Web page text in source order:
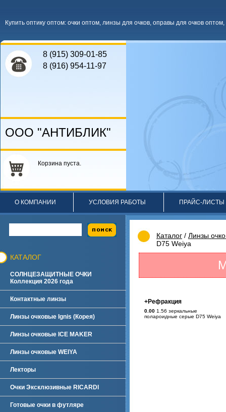
Купить оптику оптом: очки оптом, линзы для очков, оправы для очков оптом,
8 (915) 309-01-85
8 (916) 954-11-97
ООО "АНТИБЛИК"
Корзина пуста.
О КОМПАНИИ УСЛОВИЯ РАБОТЫ ПРАЙС-ЛИСТЫ
КАТАЛОГ
СОЛНЦЕЗАЩИТНЫЕ ОЧКИ
Коллекция 2026 года
Контактные линзы
Линзы очковые Ignis (Корея)
Линзы очковые ICE MAKER
Линзы очковые WEIYA
Лекторы
Очки Эксклюзивные RICARDI
Готовые очки в футляре
Каталог / Линзы
D75 Weiya
+Рефракция
0.00 1.56 зеркальные
полароидные серые D75 Weiya